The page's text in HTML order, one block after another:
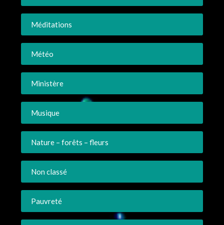
Méditations
Météo
Ministère
Musique
Nature – forêts – fleurs
Non classé
Pauvreté